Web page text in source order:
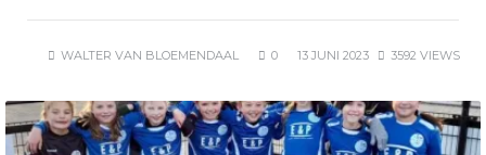
WALTER VAN BLOEMENDAAL 0 13 JUNI 2023 3592 VIEWS